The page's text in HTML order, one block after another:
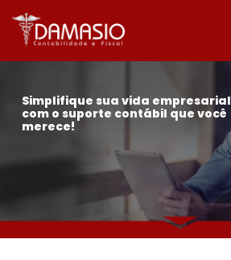
Simplifique sua vida empresarial
com o suporte contábil que você
merece!